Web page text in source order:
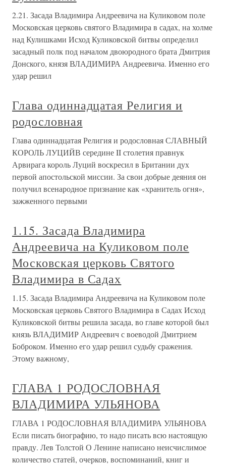
2.21. Засада Владимира Андреевича на Куликовом поле
Московская церковь святого Владимира в садах, на холме
над Кулишками Исход Куликовской битвы определил
засадный полк под началом двоюродного брата Дмитрия
Донского, князя ВЛАДИМИРА Андреевича. Именно его
удар решил
Глава одиннадцатая Религия и
родословная
Глава одиннадцатая Религия и родословная СЛАВНЫЙ
КОРОЛЬ ЛУЦИЙВ середине II столетия правнук
Арвирага король Луций воскресил в Британии дух
первой апостольской миссии. За свои добрые деяния он
получил всенародное признание как «хранитель огня»,
зажженного первыми
1.15. Засада Владимира
Андреевича на Куликовом поле
Московская церковь Святого
Владимира в Садах
1.15. Засада Владимира Андреевича на Куликовом поле
Московская церковь Святого Владимира в Садах Исход
Куликовской битвы решила засада, во главе которой был
князь ВЛАДИМИР Андреевич с воеводой Дмитрием
Боброком. Именно его удар решил судьбу сражения.
Этому важному,
ГЛАВА 1 РОДОСЛОВНАЯ
ВЛАДИМИРА УЛЬЯНОВА
ГЛАВА 1 РОДОСЛОВНАЯ ВЛАДИМИРА УЛЬЯНОВА
Если писать биографию, то надо писать всю настоящую
правду. Лев Толстой О Ленине написано неисчислимое
количество статей, очерков, воспоминаний, книг и